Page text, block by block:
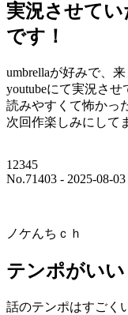
実況させて
です！
umbrellaが好みで、来
youtubeにて実況させ
読みやすくて怖かっ
次回作楽しみにして
12345
No.71403 - 2025-08-
ノケんちｃｈ
テンポがいい
話のテンポはすごく